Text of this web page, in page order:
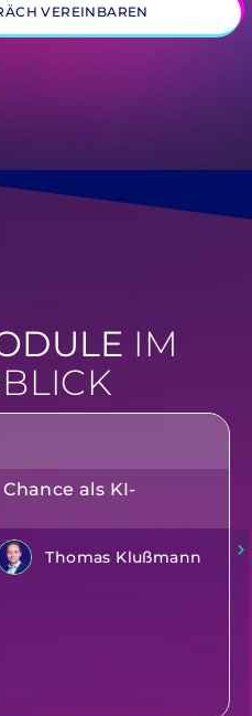
VEREINBAREN
IM
als KI-
Thomas Klußmann